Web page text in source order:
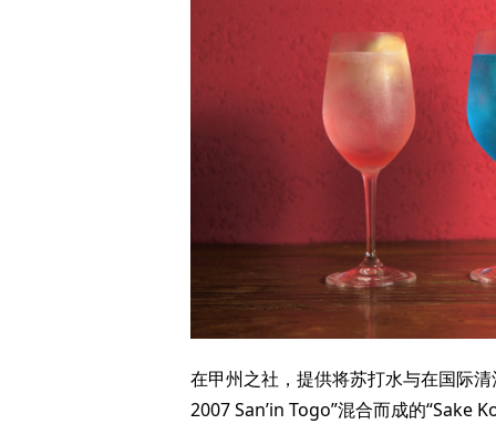
在甲州之社，提供将苏打水与在国际
2007 San’in Togo”混合而成的“Sake